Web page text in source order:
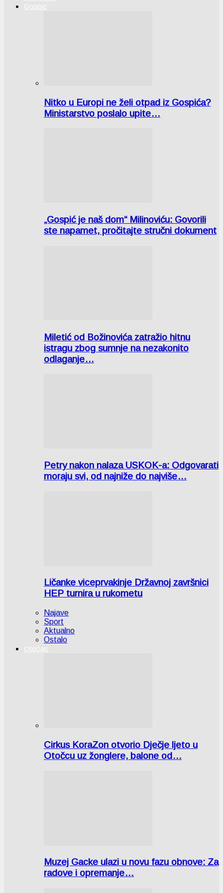
Gospić
Nitko u Europi ne želi otpad iz Gospića?
Ministarstvo poslalo upite…
„Gospić je naš dom“ Milinoviću: Govorili
ste napamet, pročitajte stručni dokument
Miletić od Božinovića zatražio hitnu
istragu zbog sumnje na nezakonito
odlaganje…
Petry nakon nalaza USKOK-a: Odgovarati
moraju svi, od najniže do najviše…
Ličanke viceprvakinje Državnoj završnici
HEP turnira u rukometu
Najave
Sport
Aktualno
Ostalo
Otočac
Cirkus KoraZon otvorio Dječje ljeto u
Otočcu uz žonglere, balone od…
Muzej Gacke ulazi u novu fazu obnove: Za
radove i opremanje…